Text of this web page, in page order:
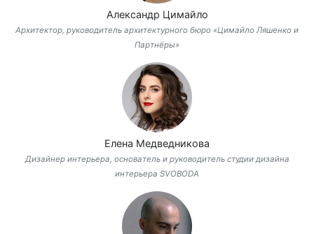
Александр Цимайло
Архитектор, руководитель архитектурного бюро «Цимайло Ляшенко и
Партнёры»
Елена Медведникова
Дизайнер интерьера, основатель и руководитель студии дизайна
интерьера SVOBODA